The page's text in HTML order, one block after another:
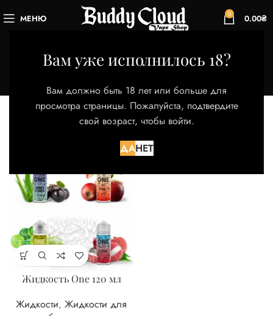
Вам уже исполнилось 18?
Вам должно быть 18 лет или больше для
просмотра страницы. Пожалуйста, подтвердите
свой возраст, чтобы войти.
ДАНЕТ
МЕНЮ 0 0.00₴
Amber Flower
Категории
Товар Вкус
Amber Flower
Отображение единственного товара
Жидкость One 120 мл
Жидкости, Жидкости для